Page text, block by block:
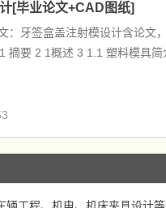
[毕业论文+CAD图纸]
：牙签盒盖注射模设计含论文
摘要 2 1概述 3 1.1 塑料模具